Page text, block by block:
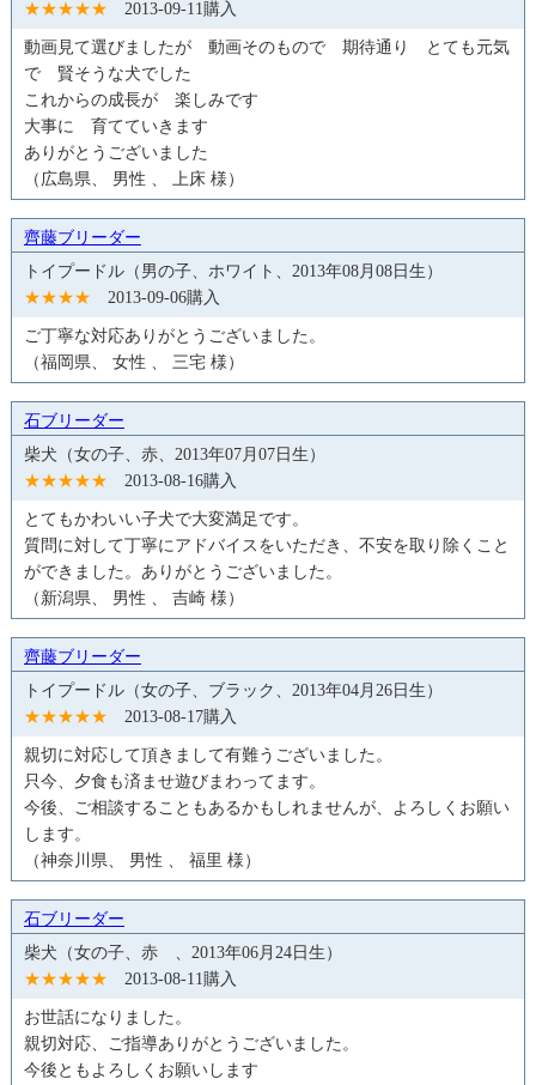
★★★★★ 2013-09-11購入
動画見て選びましたが 動画そのもので 期待通り とても元気
で 賢そうな犬でした
これからの成長が 楽しみです
大事に 育てていきます
ありがとうございました
（広島県、 男性 、 上床 様）
齊藤ブリーダー
トイプードル（男の子、ホワイト、2013年08月08日生）
★★★★ 2013-09-06購入
ご丁寧な対応ありがとうございました。
（福岡県、 女性 、 三宅 様）
石ブリーダー
柴犬（女の子、赤、2013年07月07日生）
★★★★★ 2013-08-16購入
とてもかわいい子犬で大変満足です。
質問に対して丁寧にアドバイスをいただき、不安を取り除くこと
ができました。ありがとうございました。
（新潟県、 男性 、 吉崎 様）
齊藤ブリーダー
トイプードル（女の子、ブラック、2013年04月26日生）
★★★★★ 2013-08-17購入
親切に対応して頂きまして有難うございました。
只今、夕食も済ませ遊びまわってます。
今後、ご相談することもあるかもしれませんが、よろしくお願い
します。
（神奈川県、 男性 、 福里 様）
石ブリーダー
柴犬（女の子、赤 、2013年06月24日生）
★★★★★ 2013-08-11購入
お世話になりました。
親切対応、ご指導ありがとうございました。
今後ともよろしくお願いします